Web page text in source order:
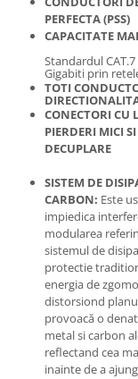
PERFECTA (PSS)
CAPACITATE
Standardul
Gigabiti prin
TOTI
CONECTORI CU
PIERDERI MICI
DECUPLARE
SISTEM DE
CARBON: Este
impiedica
modularea
sistemul de
protectie
energia de
distorsiond
provoacă o
metal si carbon
reflectand cea
inainte de a